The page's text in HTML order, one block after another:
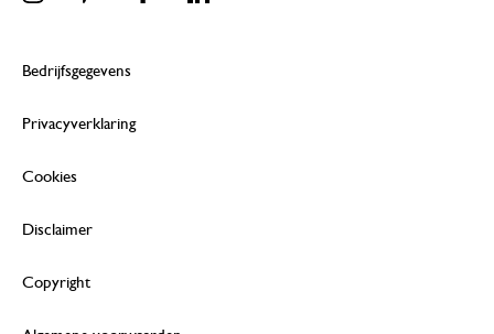
Bedrijfsgegevens
Privacyverklaring
Cookies
Disclaimer
Copyright